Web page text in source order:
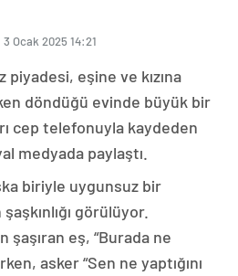
3 Ocak 2025 14:21
piyadesi, eşine ve kızına
döndüğü evinde büyük bir
cep telefonuyla kaydeden
medyada paylaştı.
biriyle uygunsuz bir
görülüyor.
eş, “Burada ne
asker “Sen ne yaptığını